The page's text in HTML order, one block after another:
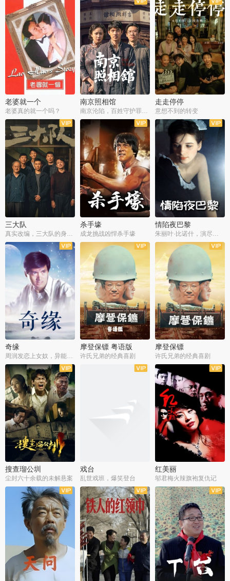
老婆就一个
老婆真的就一个吗？
南京照相馆
南京沦陷，百姓守护罪证底片
走走停停
意想不到的转变
三大队 杀手壕
成龙挑战凶悍杀手壕
情陷夜巴黎
奇缘
周润发恋上女奴，异能护体战邪派
摩登保镖 粤语版
许氏兄弟的经典喜剧
摩登保镖
许氏兄弟的经典喜剧
搜查瑠公圳
尘封六十余载的未解悬案
戏台
乱世戏班，爆笑登台
红美丽
邬君梅火辣旗袍复仇记